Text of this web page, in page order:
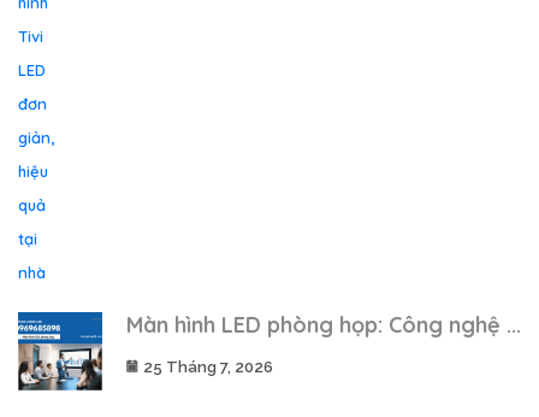
Màn hình LED phòng họp: Công nghệ ...
25 Tháng 7, 2026